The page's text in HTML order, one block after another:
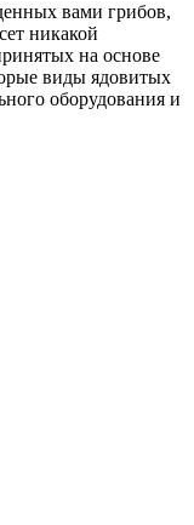
вами грибов,
никакой
на основе
виды ядовитых
оборудования и